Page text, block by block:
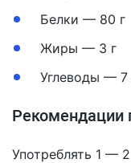
Белки — 80 г
Жиры — 3 г
Углеводы — 7
Рекомендации
Употреблять 1 —